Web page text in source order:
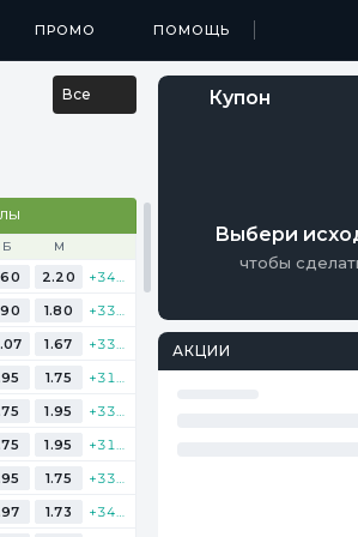
МЕДИА ПРИЛОЖЕНИЯ
ПРОМО ПОМОЩЬ
Все
Б М
2.20
1.80
1.67
1.75
1.95
1.95
1.75
1.73
Купон
Выбери
чтобы
АКЦИИ